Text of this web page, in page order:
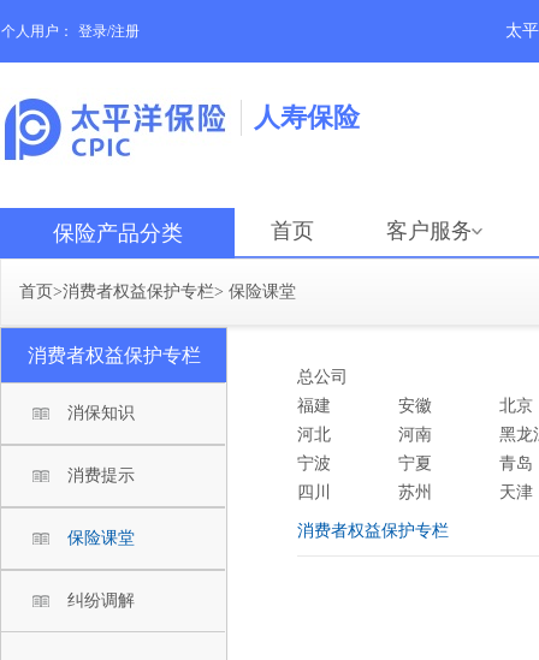
个人用户： 登录/注册 太
人寿保险
保险产品分类 首页 客户服务
首页>消费者权益保护专栏> 保险课堂
消费者权益保护专栏
消保知识
消费提示
保险课堂
纠纷调解
总公司
福建
安徽
北京
河北
河南
黑龙
宁波
宁夏
青岛
四川
苏州 天津
消费者权益保护专栏